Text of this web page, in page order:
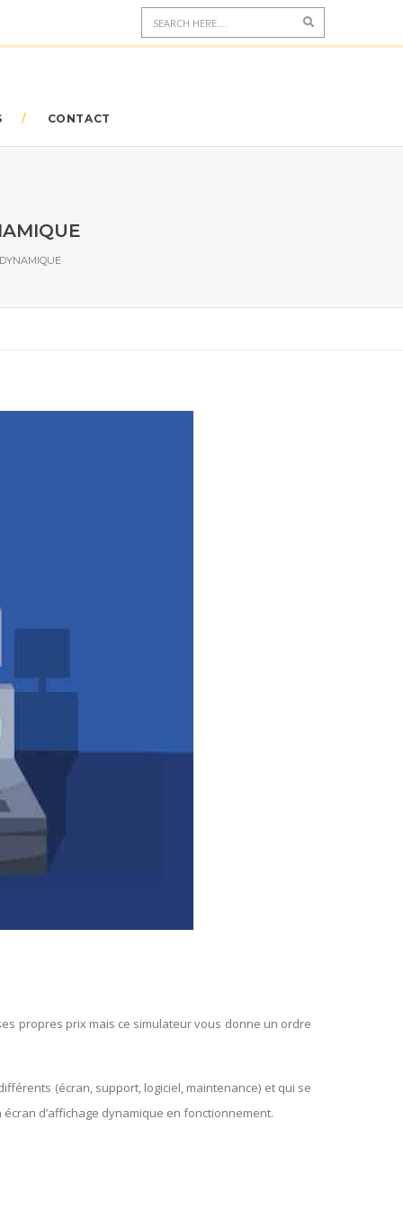
CONTACT
propres prix mais ce simulateur vous donne un ordre
(écran, support, logiciel, maintenance) et qui se
d’affichage dynamique en fonctionnement.